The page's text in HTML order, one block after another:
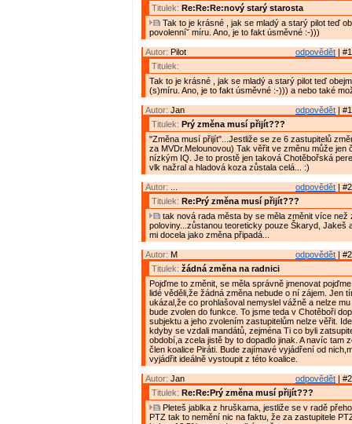
Titulek: Re:Re:Re:nový starý starosta
Tak to je krásné , jak se mladý a starý pilot teď
povolenníˇ míru. Ano, je to fakt úsměvné :-)))
odpovědět |
Autor: Pilot
Titulek:
Tak to je krásné , jak se mladý a starý pilot teď
(s)míru. Ano, je to fakt úsměvné :-))) a nebo také
odpovědět |
Autor: Jan
Titulek: Prý změna musí přijít???
"Změna musí přijít"...Jestliže se ze 6 zastupitelů
za MVDr.Melounovou) Tak věřit ve změnu může jen
nízkým IQ. Je to prostě jen taková Chotěbořská
vlk nažral a hladová koza zůstala celá... :)
odpovědět |
Autor:
Titulek: Re:Prý změna musí přijít???
tak nová rada města by se měla změnit více než
poloviny...zůstanou teoreticky pouze Škaryd, Jakeš
mi docela jako změna připadá...
odpovědět |
Autor: M
Titulek: žádná změna na radnici
Pojďme to změnit, se měla správně jmenovat
lidé věděli,že žádná změna nebude o ní zájem. Jen
ukázal,že co prohlašoval nemyslel vážně a nelze
bude zvolen do funkce. To jsme teda v Chotěboři
subjektu a jeho zvolením zastupitelům nelze věřit.
kdyby se vzdali mandátů, zejména Ti co byli
období,a zcela jistě by to dopadlo jinak. A navíc tam
člen koalice Piráti. Bude zajímavé vyjádření od
vyjádřit ideálně vystoupit z této koalice.
odpovědět |
Autor: Jan
Titulek: Re:Re:Prý změna musí přijít???
Pleteš jablka z hruškama, jestliže se v radě
PTZ tak to nemění nic na faktu, že za zastupitele